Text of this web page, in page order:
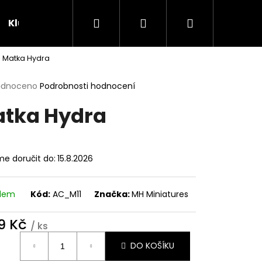
Klubovna SoutěžeHledat PřihlášeníNákupní
Matka Hydra
Podrobnosti hodnocení
Hydra
doručit do: 15.8.2026
Kód: AC_M11 Značka:MH Miniatures
Kč / ks
DO KOŠÍKU